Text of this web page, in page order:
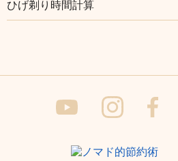
ひげ剃り時間計算